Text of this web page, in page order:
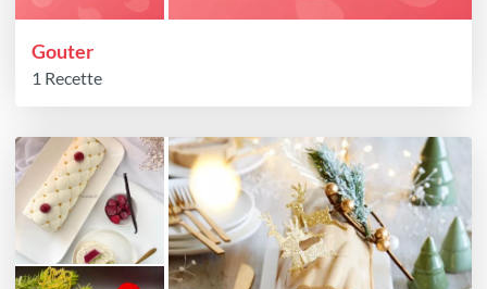
Gouter
1 Recette